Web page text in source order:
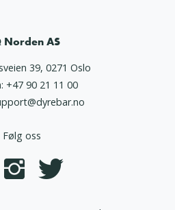
Norden AS
39, 0271 Oslo
+47 90 21 11 00
Følg oss